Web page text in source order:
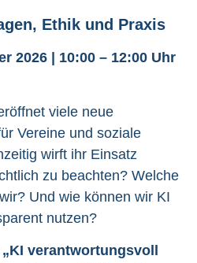
Ethik und Praxis
2026 | 10:00 – 12:00 Uhr
viele neue
Vereine und soziale
wirft ihr Einsatz
zu beachten? Welche
Und wie können wir KI
nutzen?
„KI verantwortungsvoll